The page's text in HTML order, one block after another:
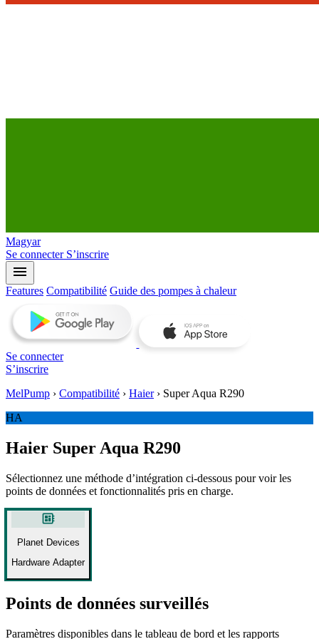
Magyar
Se connecter S’inscrire
menu
Features Compatibilité Guide des pompes à chaleur
Se connecter
S’inscrire
MelPump › Compatibilité › Haier › Super Aqua R290
HA
Haier Super Aqua R290
Sélectionnez une méthode d’intégration ci-dessous pour voir les
points de données et fonctionnalités pris en charge.
developer_board
Planet Devices
Hardware Adapter
Points de données surveillés
Paramètres disponibles dans le tableau de bord et les rapports